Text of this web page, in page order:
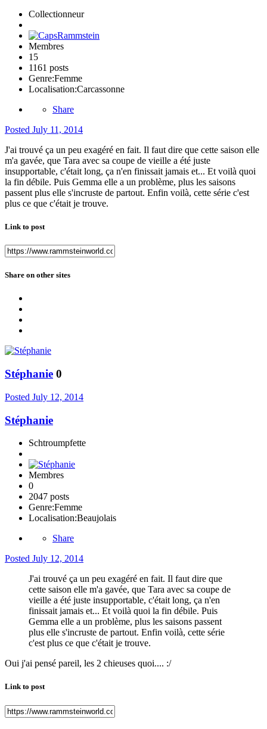
Collectionneur
Membres
15
1161 posts
Genre:Femme
Localisation:Carcassonne
Share
Posted July 11, 2014
J'ai trouvé ça un peu exagéré en fait. Il faut dire que cette saison elle
m'a gavée, que Tara avec sa coupe de vieille a été juste
insupportable, c'était long, ça n'en finissait jamais et... Et voilà quoi
la fin débile. Puis Gemma elle a un problème, plus les saisons
passent plus elle s'incruste de partout. Enfin voilà, cette série c'est
plus ce que c'était je trouve.
Link to post
Share on other sites
Stéphanie 0
Posted July 12, 2014
Stéphanie
Schtroumpfette
Membres
0
2047 posts
Genre:Femme
Localisation:Beaujolais
Share
Posted July 12, 2014
J'ai trouvé ça un peu exagéré en fait. Il faut dire que
cette saison elle m'a gavée, que Tara avec sa coupe de
vieille a été juste insupportable, c'était long, ça n'en
finissait jamais et... Et voilà quoi la fin débile. Puis
Gemma elle a un problème, plus les saisons passent
plus elle s'incruste de partout. Enfin voilà, cette série
c'est plus ce que c'était je trouve.
Oui j'ai pensé pareil, les 2 chieuses quoi.... :/
Link to post